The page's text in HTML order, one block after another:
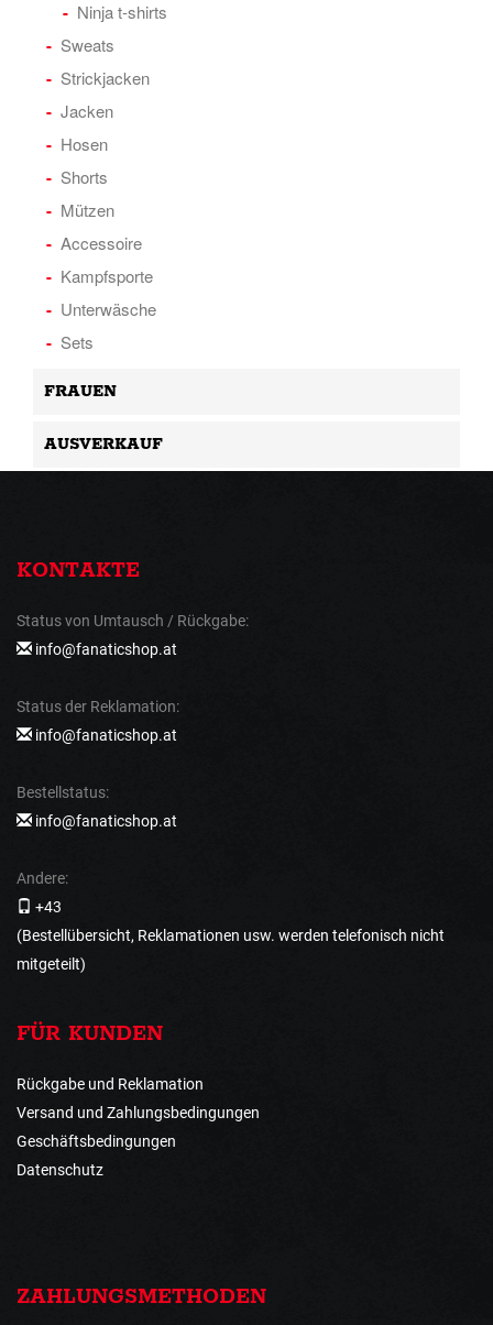
Ninja t-shirts
Sweats
Strickjacken
Jacken
Hosen
Shorts
Mützen
Accessoire
Kampfsporte
Unterwäsche
Sets
FRAUEN
AUSVERKAUF
KONTAKTE
Status von Umtausch / Rückgabe:
info@fanaticshop.at
Status der Reklamation:
info@fanaticshop.at
Bestellstatus:
info@fanaticshop.at
Andere:
+43
(Bestellübersicht, Reklamationen usw. werden telefonisch nicht
mitgeteilt)
FÜR KUNDEN
Rückgabe und Reklamation
Versand und Zahlungsbedingungen
Geschäftsbedingungen
Datenschutz
ZAHLUNGSMETHODEN